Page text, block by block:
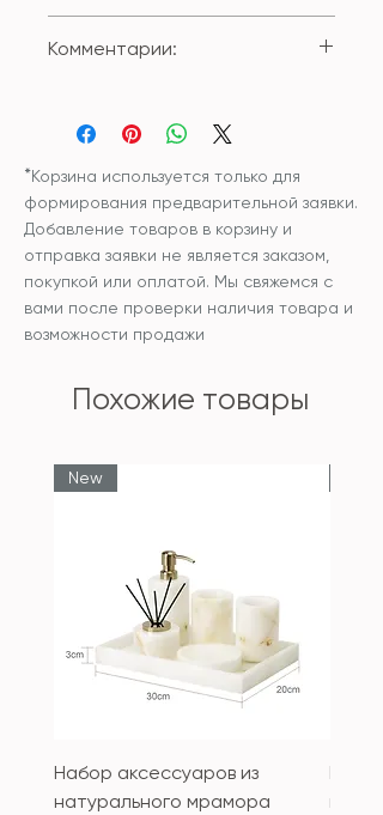
объемный жаккард
Комментарии:
с внутренней подушкой или без
внутренней подушки.
*Корзина используется только для
формирования предварительной заявки.
Добавление товаров в корзину и
отправка заявки не является заказом,
покупкой или оплатой. Мы свяжемся с
вами после проверки наличия товара и
возможности продажи
Похожие товары
New
Набор аксессуаров из
натурального мрамора